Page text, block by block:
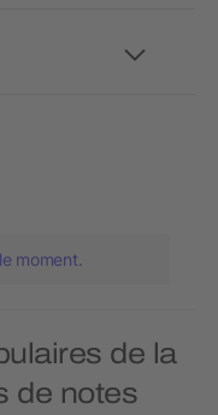
moment.
de la
de notes